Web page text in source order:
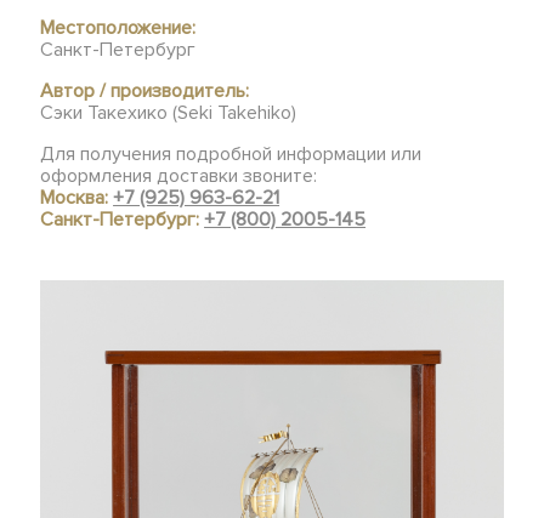
Местоположение:
Санкт-Петербург
Автор / производитель:
Сэки Такехико (Seki Takehiko)
Для получения подробной информации или
оформления доставки звоните:
Москва:+7 (925) 963-62-21
Санкт-Петербург:+7 (800) 2005-145